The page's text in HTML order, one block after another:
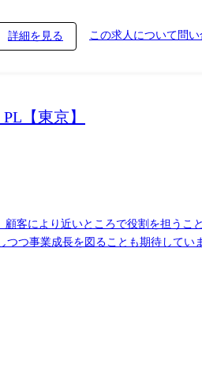
詳細を見る この求人について問
【東京】
客により近いところで役割を担うこ
つ事業成長を図ることも期待してい
ョンにおける顧客側エキスパートサー